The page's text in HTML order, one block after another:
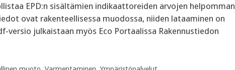
EPD:n sisältämien indikaattoreiden arvojen helpomman
ovat rakenteellisessa muodossa, niiden lataaminen on
versio julkaistaan myös Eco Portaalissa Rakennustiedon